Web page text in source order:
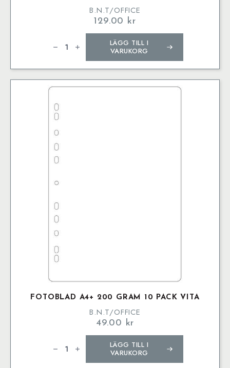
B.N.T/OFFICE
129.00 kr
220
Pack
Svarta
mängd
LÄGG TILL I
VARUKORG
FOTOBLAD A4+ 200 GRAM 10 PACK VITA
B.N.T/OFFICE
49.00 kr
200
LÄGG TILL I
VARUKORG